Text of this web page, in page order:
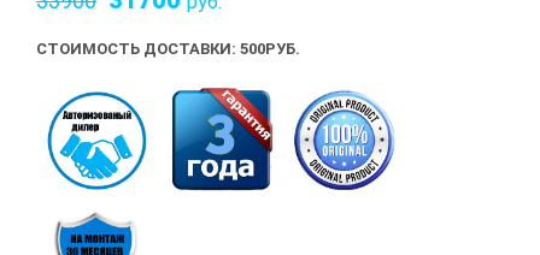
СТОИМОСТЬ ДОСТАВКИ: 500РУБ.